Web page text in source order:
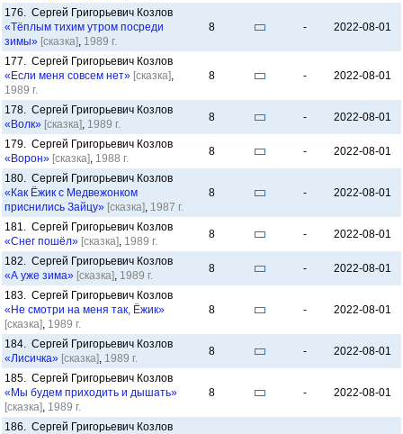
176. Сергей Григорьевич Козлов
«Тёплым тихим утром посреди
зимы» [сказка], 1989 г.
8 - 2022-08-01
177. Сергей Григорьевич Козлов
«Если меня совсем нет» [сказка],
1989 г.
8 - 2022-08-01
178. Сергей Григорьевич Козлов
«Волк» [сказка], 1989 г.
8 - 2022-08-01
179. Сергей Григорьевич Козлов
«Ворон» [сказка], 1988 г.
8 - 2022-08-01
180. Сергей Григорьевич Козлов
«Как Ёжик с Медвежонком
приснились Зайцу» [сказка], 1987 г.
8 - 2022-08-01
181. Сергей Григорьевич Козлов
«Снег пошёл» [сказка], 1989 г.
8 - 2022-08-01
182. Сергей Григорьевич Козлов
«А уже зима» [сказка], 1989 г.
8 - 2022-08-01
183. Сергей Григорьевич Козлов
«Не смотри на меня так, Ёжик»
[сказка], 1989 г.
8 - 2022-08-01
184. Сергей Григорьевич Козлов
«Лисичка» [сказка], 1989 г.
8 - 2022-08-01
185. Сергей Григорьевич Козлов
«Мы будем приходить и дышать»
[сказка], 1989 г.
8 - 2022-08-01
186. Сергей Григорьевич Козлов